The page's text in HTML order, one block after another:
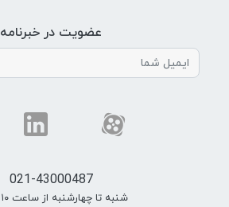
عضویت در خبرنامه
021-43000487
شنبه تا چهارشنبه از ساعت ۱۰ الی۱۸